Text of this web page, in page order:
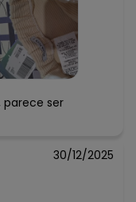
ser
30/12/2025